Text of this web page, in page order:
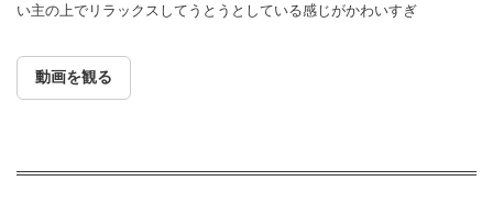
い主の上でリラックスしてうとうとしている感じがかわいすぎ
動画を観る